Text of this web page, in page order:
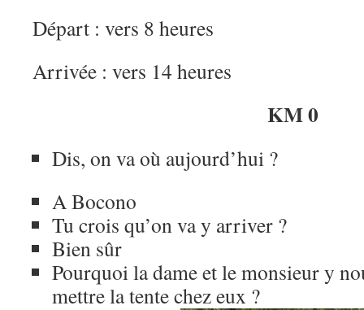
Départ : vers 8 heures
Arrivée : vers 14 heures
KM 0
Dis, on va où aujourd’hui ?
A Bocono
Tu crois qu’on va y arriver ?
Bien sûr
Pourquoi la dame et le monsieur y
mettre la tente chez eux ?